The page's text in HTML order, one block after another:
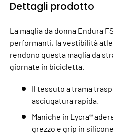
Dettagli prodotto
La maglia da donna Endura
performanti, la vestibilità
rendono questa maglia da
giornate in bicicletta.
Il tessuto a trama
asciugatura rapida.
Maniche in Lycra®
grezzo e grip in